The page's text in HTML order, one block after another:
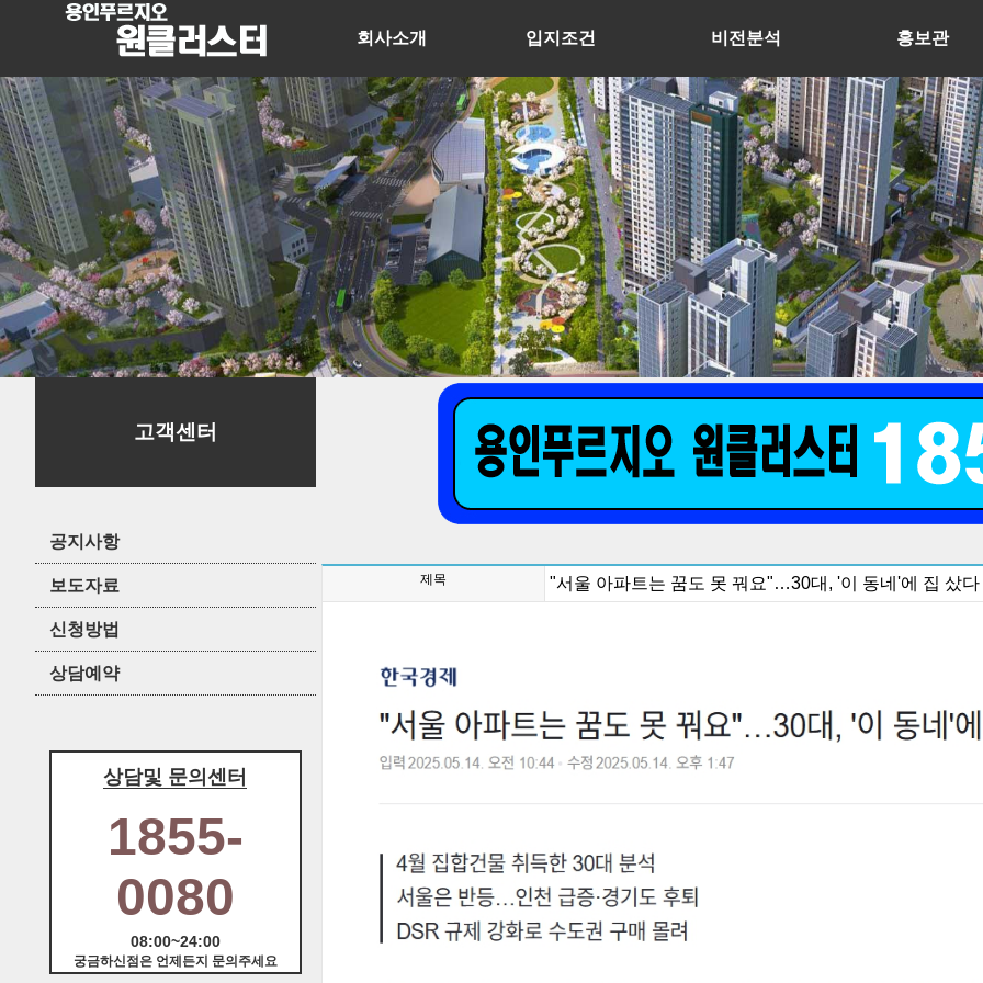
회사소개 입지조건 비전분석 홍보관
고객센터
공지사항
보도자료
신청방법
상담예약
상담및 문의센터
1855-
0080
08:00~24:00
궁금하신점은 언제든지 문의주세요
제목 "서울 아파트는 꿈도 못 꿔요"…30대, '이 동네'에 집 샀다